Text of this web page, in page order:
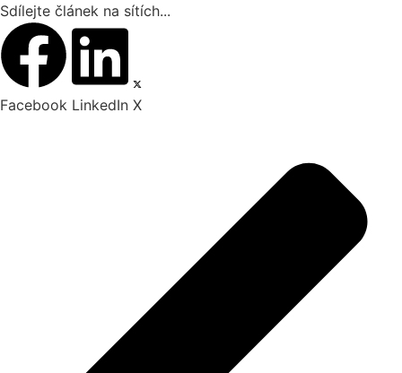
Sdílejte článek na sítích...
Facebook LinkedIn X